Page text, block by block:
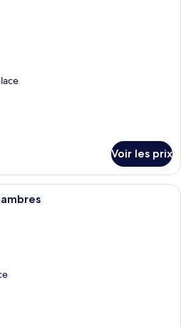
Voir les prix
Un salon moderne avec un canapé,